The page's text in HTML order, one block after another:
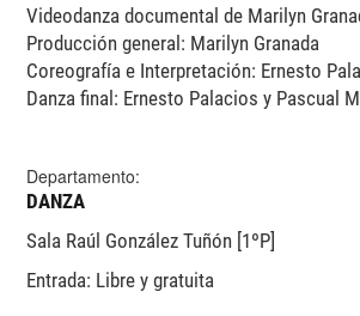
Videodanza documental de Marilyn
Producción general: Marilyn Granada
Coreografía e Interpretación: Ernesto
Danza final: Ernesto Palacios y Pascual
Departamento:
DANZA
Sala Raúl González Tuñón [1ºP]
Entrada: Libre y gratuita